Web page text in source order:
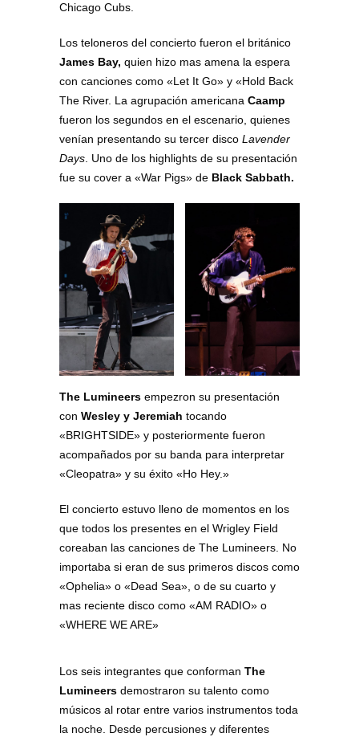
Chicago Cubs.
Los teloneros del concierto fueron el británico
James Bay, quien hizo mas amena la espera
con canciones como «Let It Go» y «Hold Back
The River. La agrupación americana Caamp
fueron los segundos en el escenario, quienes
venían presentando su tercer disco Lavender
Days. Uno de los highlights de su presentación
fue su cover a «War Pigs» de Black Sabbath.
The Lumineers empezron su presentación
con Wesley y Jeremiah tocando
«BRIGHTSIDE» y posteriormente fueron
acompañados por su banda para interpretar
«Cleopatra» y su éxito «Ho Hey.»
El concierto estuvo lleno de momentos en los
que todos los presentes en el Wrigley Field
coreaban las canciones de The Lumineers. No
importaba si eran de sus primeros discos como
«Ophelia» o «Dead Sea», o de su cuarto y
mas reciente disco como «AM RADIO» o
«WHERE WE ARE»
Los seis integrantes que conforman The
Lumineers demostraron su talento como
músicos al rotar entre varios instrumentos toda
la noche. Desde percusiones y diferentes